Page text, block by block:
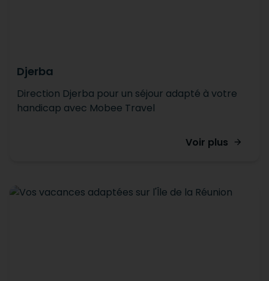
Djerba
Direction Djerba pour un séjour adapté à votre
handicap avec Mobee Travel
Voir plus